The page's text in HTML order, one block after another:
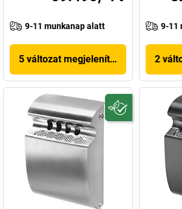
9-11 munkanap alatt
5 változat megjelenítése
9-11
2